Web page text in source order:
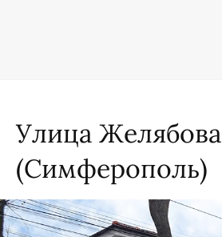
Улица Желябова
(Симферополь)